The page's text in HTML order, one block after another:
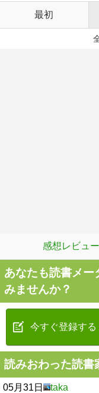
最初
感想レビュー
あなたも読書メー
みませんか？
今すぐ登録する
読みおわった読書
05月31日 taka